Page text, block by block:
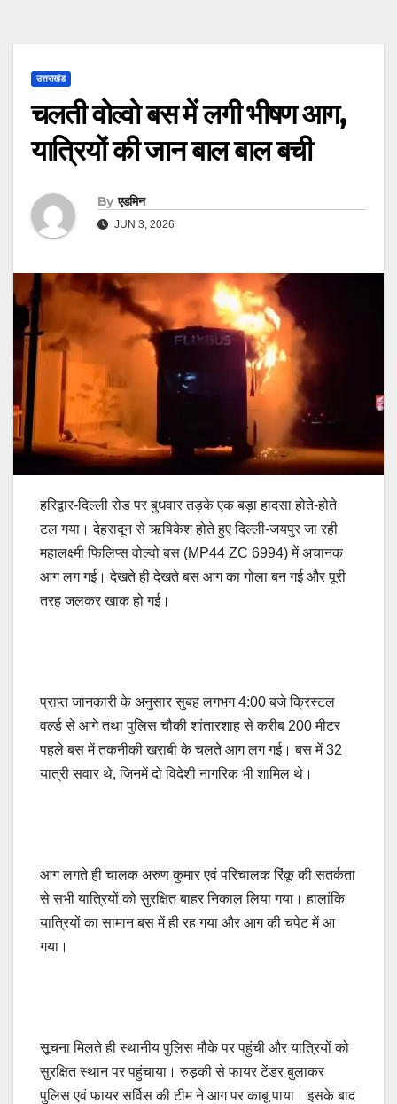
उत्तराखंड
चलती वोल्वो बस में लगी भीषण आग,
यात्रियों की जान बाल बाल बची
By एडमिन
JUN 3, 2026
हरिद्वार-दिल्ली रोड पर बुधवार तड़के एक बड़ा हादसा होते-होते
टल गया। देहरादून से ऋषिकेश होते हुए दिल्ली-जयपुर जा रही
महालक्ष्मी फिलिप्स वोल्वो बस (MP44 ZC 6994) में अचानक
आग लग गई। देखते ही देखते बस आग का गोला बन गई और पूरी
तरह जलकर खाक हो गई।
प्राप्त जानकारी के अनुसार सुबह लगभग 4:00 बजे क्रिस्टल
वर्ल्ड से आगे तथा पुलिस चौकी शांतारशाह से करीब 200 मीटर
पहले बस में तकनीकी खराबी के चलते आग लग गई। बस में 32
यात्री सवार थे, जिनमें दो विदेशी नागरिक भी शामिल थे।
आग लगते ही चालक अरुण कुमार एवं परिचालक रिंकू की सतर्कता
से सभी यात्रियों को सुरक्षित बाहर निकाल लिया गया। हालांकि
यात्रियों का सामान बस में ही रह गया और आग की चपेट में आ
गया।
सूचना मिलते ही स्थानीय पुलिस मौके पर पहुंची और यात्रियों को
सुरक्षित स्थान पर पहुंचाया। रुड़की से फायर टेंडर बुलाकर
पुलिस एवं फायर सर्विस की टीम ने आग पर काबू पाया। इसके बाद